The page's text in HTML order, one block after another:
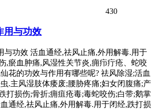
430
用与功效
与功效 活血通经,祛风止痛,外用解毒.用于
,瘀血肿痛,风湿性关节炎,痈疖疔疮、蛇咬
花的功效与作用有哪些呢? 祛风除湿;活血
.主风湿肢体痿废;腰胁疼痛;妇女闭腹痛;产
打损伤;骨折;痈疽疮毒;毒蛇咬伤;白带;鹅掌
通经,祛风止痛,外用解毒.用于闭经,跌打损